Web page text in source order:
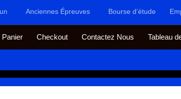
Anciennes Épreuves Bourse d’étude
Panier Checkout Contactez Nous Tableau